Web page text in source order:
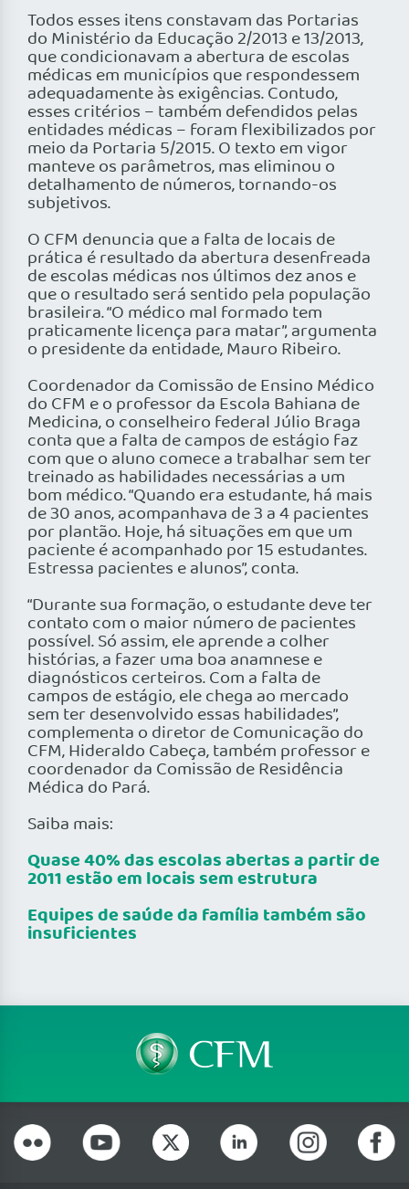
Todos esses itens constavam das Portarias
do Ministério da Educação 2/2013 e 13/2013,
que condicionavam a abertura de escolas
médicas em municípios que respondessem
adequadamente às exigências. Contudo,
esses critérios – também defendidos pelas
entidades médicas – foram flexibilizados por
meio da Portaria 5/2015. O texto em vigor
manteve os parâmetros, mas eliminou o
detalhamento de números, tornando-os
subjetivos.
O CFM denuncia que a falta de locais de
prática é resultado da abertura desenfreada
de escolas médicas nos últimos dez anos e
que o resultado será sentido pela população
brasileira. “O médico mal formado tem
praticamente licença para matar”, argumenta
o presidente da entidade, Mauro Ribeiro.
Coordenador da Comissão de Ensino Médico
do CFM e o professor da Escola Bahiana de
Medicina, o conselheiro federal Júlio Braga
conta que a falta de campos de estágio faz
com que o aluno comece a trabalhar sem ter
treinado as habilidades necessárias a um
bom médico. “Quando era estudante, há mais
de 30 anos, acompanhava de 3 a 4 pacientes
por plantão. Hoje, há situações em que um
paciente é acompanhado por 15 estudantes.
Estressa pacientes e alunos”, conta.
“Durante sua formação, o estudante deve ter
contato com o maior número de pacientes
possível. Só assim, ele aprende a colher
histórias, a fazer uma boa anamnese e
diagnósticos certeiros. Com a falta de
campos de estágio, ele chega ao mercado
sem ter desenvolvido essas habilidades”,
complementa o diretor de Comunicação do
CFM, Hideraldo Cabeça, também professor e
coordenador da Comissão de Residência
Médica do Pará.
Saiba mais:
Quase 40% das escolas abertas a partir de
2011 estão em locais sem estrutura
Equipes de saúde da família também são
insuficientes